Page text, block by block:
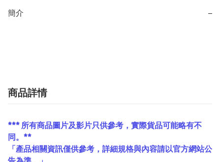
簡介 −
商品詳情
*** 所有商品圖片及影片只供參考，實際貨品可能略有不
同。**
「產品相關資訊僅供參考，詳細規格與內容請以官方網站公